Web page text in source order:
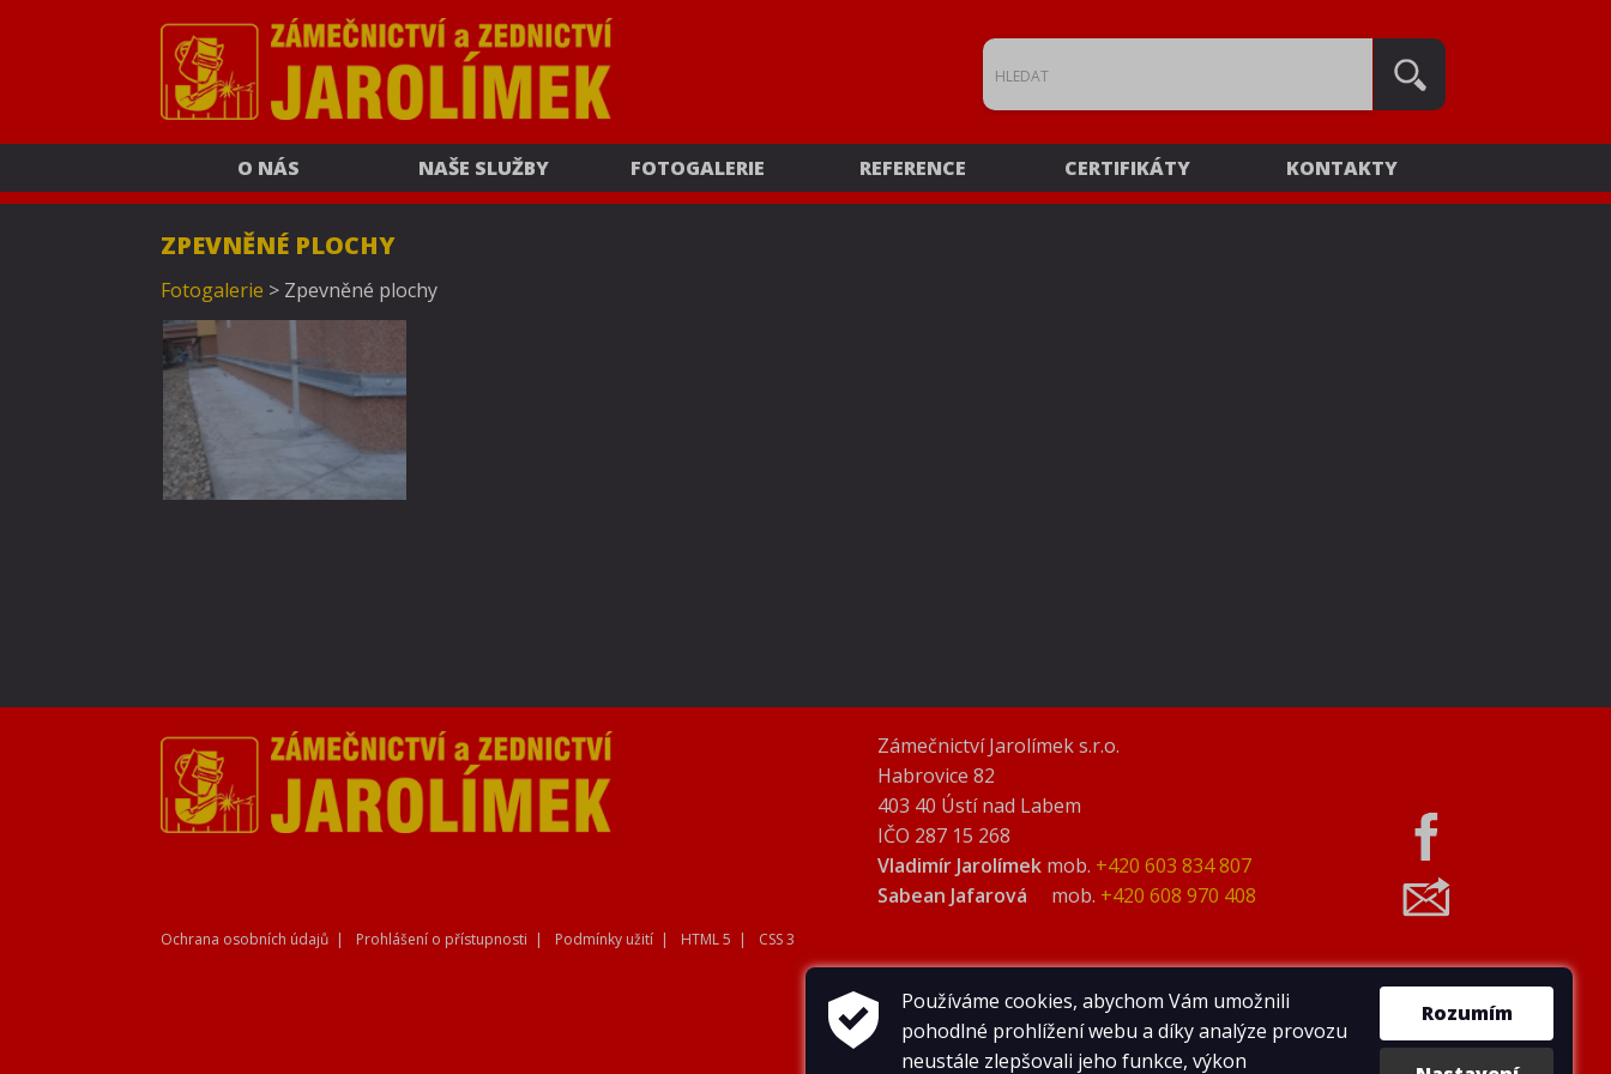
O NÁS NAŠE SLUŽBY FOTOGALERIE REFERENCE CERTIFIKÁTY KONTAKTY
ZPEVNĚNÉ PLOCHY
Fotogalerie > Zpevněné plochy
Zámečnictví Jarolímek s.r.o.
Habrovice 82
403 40 Ústí nad Labem
IČO 287 15 268
Vladimír Jarolímek mob. +420 603 834 807
Sabean Jafarová
mob. +420 608 970 408
Ochrana osobních údajů Prohlášení o přístupnosti Podmínky užití HTML 5 CSS 3
Používáme cookies, abychom Vám umožnili
pohodlné prohlížení webu a díky analýze provozu
neustále zlepšovali jeho funkce, výkon
Rozumím